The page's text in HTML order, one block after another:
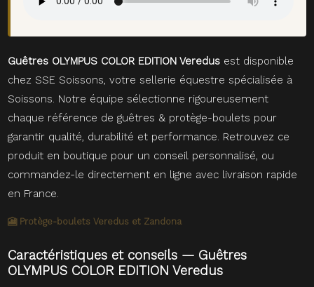
Guêtres OLYMPUS COLOR EDITION Veredus est disponible
chez SSE Soissons, votre sellerie équestre spécialisée à
Soissons. Notre équipe sélectionne rigoureusement
chaque référence de guêtres & protège-boulets pour
garantir qualité, durabilité et performance. Retrouvez ce
produit en boutique pour un conseil personnalisé, ou
commandez-le directement en ligne avec livraison rapide
en France.
🎦 Protège-boulets Veredus et Zandona
Caractéristiques et conseils — Guêtres
OLYMPUS COLOR EDITION Veredus